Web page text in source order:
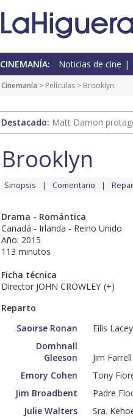
CINEMANÍA: Noticias de cine
Cinemanía > Películas > Brooklyn
Destacado: Matt Damon
Brooklyn
Sinopsis Comentario
Drama - Romántica
Canadá - Irlanda - Reino Unido
Año: 2015
113 minutos
Ficha técnica
Director JOHN CROWLEY (+)
Reparto
Saoirse Ronan
Eilis Lacey
Domhnall
Gleeson
Jim Farrell
Emory Cohen
Tony
Jim Broadbent
Padre
Julie Walters
Sra.